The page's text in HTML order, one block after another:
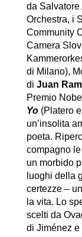
da
Orchestra, i
Community
Camera
di Milano),
di Juan
Premio
Yo(Platero e
un’insolita
poeta.
compagno
un morbido
luoghi della
certezze –
la vita. Lo
scelti da
di Jiménez